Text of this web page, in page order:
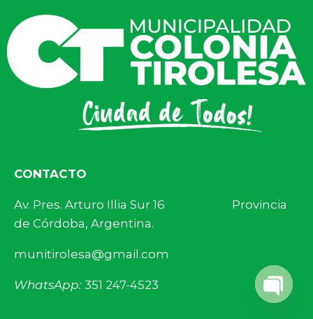
CONTACTO
Av. Pres. Arturo Illia Sur 16 Provincia
de Córdoba, Argentina.
munitirolesa@gmail.com
WhatsApp: 351 247-4523